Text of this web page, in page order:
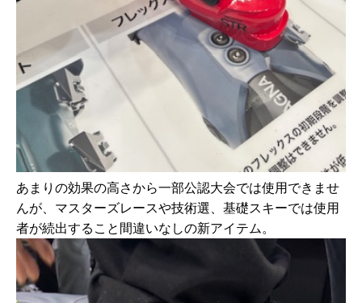
あまりの効果の高さから一部公認大会では使用できませ
んが、マスターズレースや技術選、基礎スキーでは使用
者が続出すること間違いなしの新アイテム。